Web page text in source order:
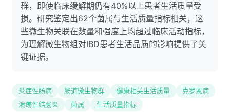
群，即使临床缓解期仍有40%以上患者生活质量受
损。研究鉴定出62个菌属与生活质量指标相关，这
些微生物关联在数量和强度上均超过临床活动指标，
为理解微生物组对IBD患者生活品质的影响提供了关
键证据。
炎症性肠病 肠道微生物群 健康相关生活质量
克罗恩病
溃疡性结肠炎
菌属 生活质量指标